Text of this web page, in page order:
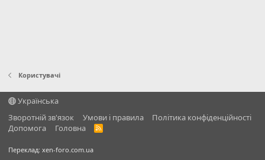
Користувачі
Українська
Зворотній зв'язок
Умови і правила
Політика конфіденційності
Дoпoмoга
Головна
R
Переклад: xen-foro.com.ua